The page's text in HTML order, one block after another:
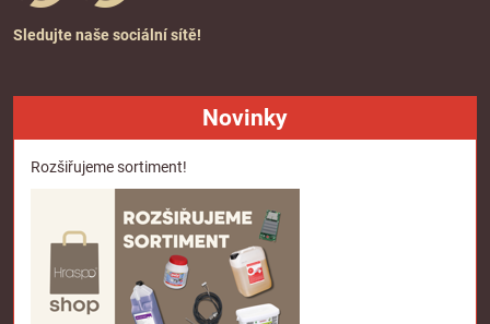
Sledujte naše sociální sítě!
Novinky
Rozšiřujeme sortiment!